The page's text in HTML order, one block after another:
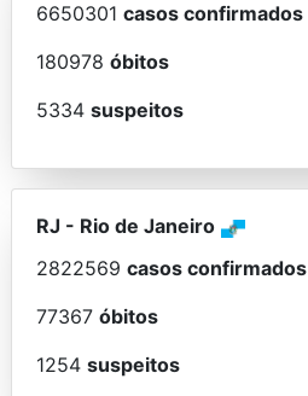
6650301 casos confirmados
180978 óbitos
5334 suspeitos
RJ - Rio de Janeiro
2822569 casos confirmados
77367 óbitos
1254 suspeitos